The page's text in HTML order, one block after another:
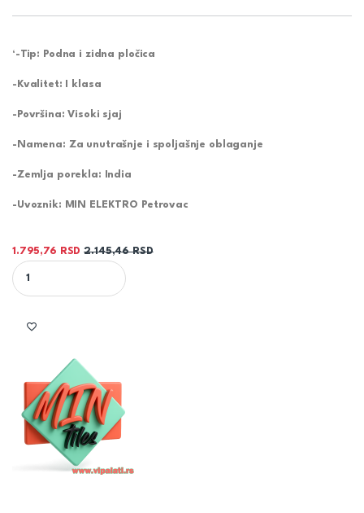
‘-Tip: Podna i zidna pločica
-Kvalitet: I klasa
-Površina: Visoki sjaj
-Namena: Za unutrašnje i spoljašnje oblaganje
-Zemlja porekla: India
-Uvoznik: MIN ELEKTRO Petrovac
1.795,76 RSD 2.145,46RSD
DOVE ONIX 60X60 pločica polirani granit quantity